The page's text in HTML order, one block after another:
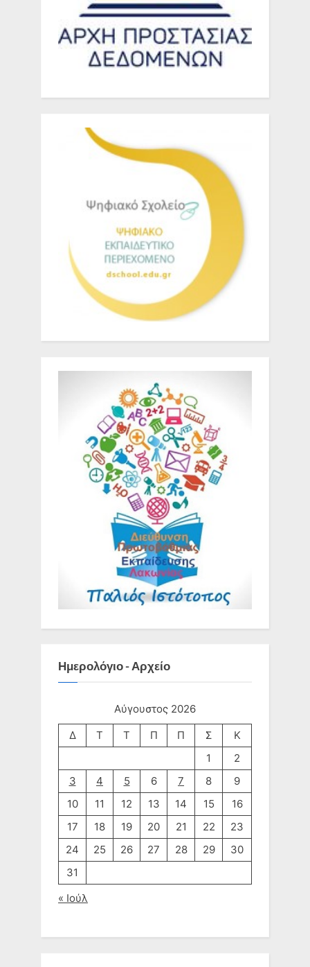
Ημερολόγιο - Αρχείο
Αύγουστος 2026
Δ
Τ Τ Π Π Σ
Κ
1
2
3
4 5 6 7 8
9
10
11 12 13 14 15
16
17
18 19 20 21 22
23
24
25 26 27 28 29
30
31
« Ιούλ